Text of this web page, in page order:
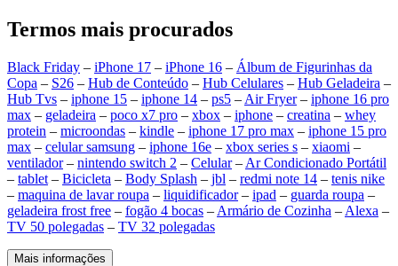
Termos mais procurados
Black Friday – iPhone 17 – iPhone 16 – Álbum de Figurinhas da
Copa – S26 – Hub de Conteúdo – Hub Celulares – Hub Geladeira –
Hub Tvs – iphone 15 – iphone 14 – ps5 – Air Fryer– iphone 16 pro
max – geladeira – poco x7 pro – xbox – iphone – creatina – whey
protein – microondas – kindle – iphone 17 pro max – iphone 15 pro
max – celular samsung – iphone 16e – xbox series s – xiaomi –
ventilador– nintendo switch 2 – Celular– Ar Condicionado Portátil
– tablet – Bicicleta – Body Splash – jbl – redmi note 14 – tenis nike
– maquina de lavar roupa – liquidificador– ipad – guarda roupa –
geladeira frost free – fogão 4 bocas – Armário de Cozinha – Alexa –
TV 50 polegadas – TV 32 polegadas
Mais informações